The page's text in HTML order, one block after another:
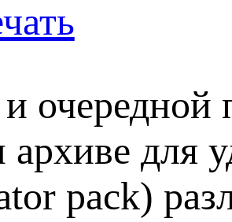
очередной
для
pack)